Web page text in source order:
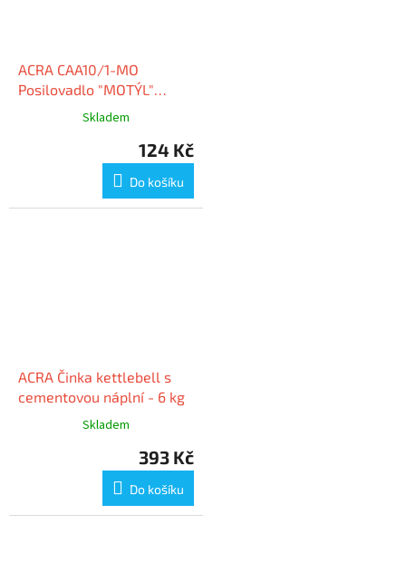
ACRA CAA10/1-MO
Posilovadlo "MOTÝL"
Skladem
124 Kč
Do košíku
ACRA Činka kettlebell s
cementovou náplní - 6 kg
Skladem
393 Kč
Do košíku